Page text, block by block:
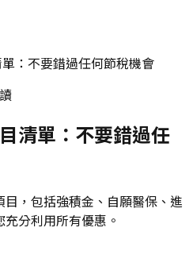
：不要錯過任何節稅機會
清單：不要錯過任
，包括強積金、自願醫保、進
分利用所有優惠。